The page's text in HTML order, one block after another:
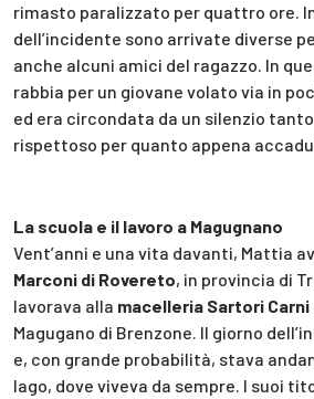
rimasto paralizzato per quattro ore.
dell’incidente sono arrivate diverse
anche alcuni amici del ragazzo. In
rabbia per un giovane volato via in
ed era circondata da un silenzio
rispettoso per quanto appena
La scuola e il lavoro a Magugnano
Vent’anni e una vita davanti, Mattia
Marconi di Rovereto, in provincia di
lavorava alla macelleria Sartori Carni
Magugano di Brenzone. Il giorno
e, con grande probabilità, stava
lago, dove viveva da sempre. I suoi